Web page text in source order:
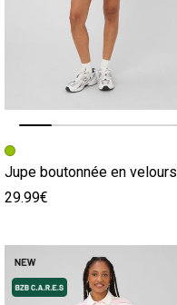
Image précédente
Image suivante
Jupe boutonnée en velours
29.99€